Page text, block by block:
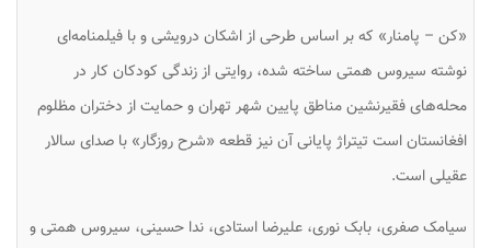
«کن – پامنار» که بر اساس طرحی از اشکان درویشی و با فیلمنامه‌ای
نوشته سیروس همتی ساخته شده، روایتی از زندگی کودکان کار در
محله‌های فقیرنشین مناطق پایین شهر تهران و حمایت از دختران مظلوم
افغانستان است تیتراژ پایانی آن نیز قطعه «شرح روزگار» با صدای سالار
عقیلی است.
سیامک صفری، بابک نوری، علیرضا استادی، ندا حسینی، سیروس همتی و